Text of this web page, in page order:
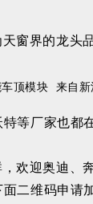
窗界的龙头
顶模块 来自新
等厂家也都
欢迎奥迪、
二维码申请